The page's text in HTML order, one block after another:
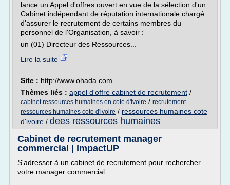
lance un Appel d'offres ouvert en vue de la sélection d'un
Cabinet indépendant de réputation internationale chargé
d'assurer le recrutement de certains membres du
personnel de l'Organisation, à savoir :
un (01) Directeur des Ressources...
Lire la suite
Site : http://www.ohada.com
Thèmes liés : appel d'offre cabinet de recrutement /
cabinet ressources humaines en cote d'ivoire / recrutement
ressources humaines cote d'ivoire / ressources humaines cote
d'ivoire / dees ressources humaines
Cabinet de recrutement manager
commercial | ImpactUP
S'adresser à un cabinet de recrutement pour rechercher
votre manager commercial